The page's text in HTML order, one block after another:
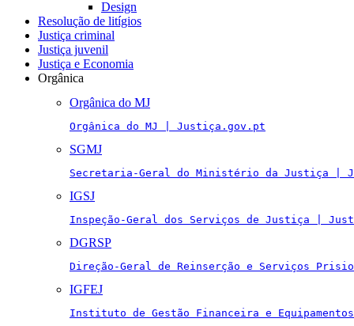
Design
Resolução de litígios
Justiça criminal
Justiça juvenil
Justiça e Economia
Orgânica
Orgânica do MJ
Orgânica do MJ | Justiça.gov.pt
SGMJ
Secretaria-Geral do Ministério da Justiça |
IGSJ
Inspeção-Geral dos Serviços de Justiça |
DGRSP
Direção-Geral de Reinserção e Serviços
IGFEJ
Instituto de Gestão Financeira e